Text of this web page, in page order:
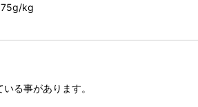
kg
る事があります。